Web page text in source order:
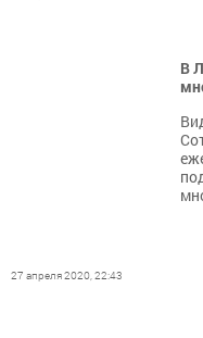
В
27 апреля 2020, 22:43